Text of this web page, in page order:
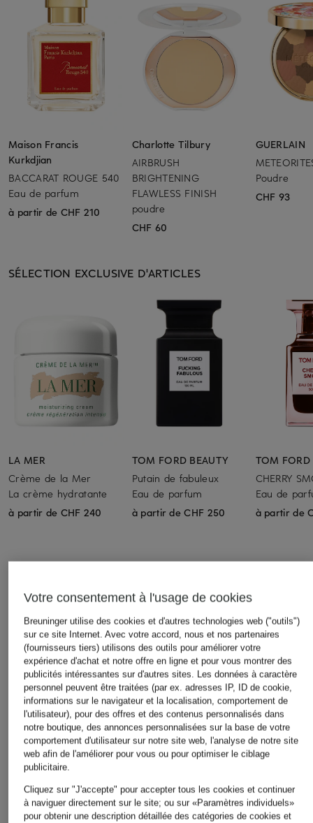
Maison Francis
Kurkdjian
BACCARAT ROUGE 540
Eau de parfum
à partir de CHF 210
Charlotte Tilbury
AIRBRUSH
BRIGHTENING
FLAWLESS FINISH
poudre
CHF 60
GUERLAIN
Poudre
CHF 93
SÉLECTION EXCLUSIVE D'ARTICLES
LA MER
Crème de la Mer
La crème hydratante
à partir de CHF 240
TOM FORD BEAUTY
Putain de fabuleux
Eau de parfum
à partir de CHF 250
TOM FORD
CHERRY
Eau de
à partir de
Autres catégories
Bikinis pour Femmes
Blazers pour Femmes
Blouses pour Femmes
Cardigans et gilets pour
Chaussures business pour
Robes de mariage civil
pour Femmes
Robes de mariage pour
Femmes
Femmes
Robes pour Femmes
Votre consentement à l'usage de cookies
Breuninger utilise des cookies et d'autres technologies web ("outils")
sur ce site Internet. Avec votre accord, nous et nos partenaires
(fournisseurs tiers) utilisons des outils pour améliorer votre
expérience d'achat et notre offre en ligne et pour vous montrer des
publicités intéressantes sur d'autres sites. Les données à caractère
personnel peuvent être traitées (par ex. adresses IP, ID de cookie,
informations sur le navigateur et la localisation, comportement de
l'utilisateur), pour des offres et des contenus personnalisés dans
notre boutique, des annonces personnalisées sur la base de votre
comportement d'utilisateur sur notre site web, l'analyse de notre site
web afin de l'améliorer pour vous ou pour optimiser le ciblage
publicitaire.
Cliquez sur "J'accepte" pour accepter tous les cookies et continuer
à naviguer directement sur le site; ou sur «Paramètres individuels»
pour obtenir une description détaillée des catégories de cookies et